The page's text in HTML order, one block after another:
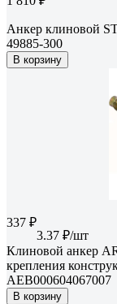
Анкер клиновой
49885-300
В корзину
337 ₽
3.37 ₽/шт
Клиновой анкер
крепления
AEB000604067007
В корзину